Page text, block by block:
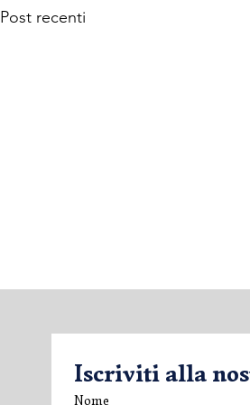
Post recenti
Iscriviti alla
Nome